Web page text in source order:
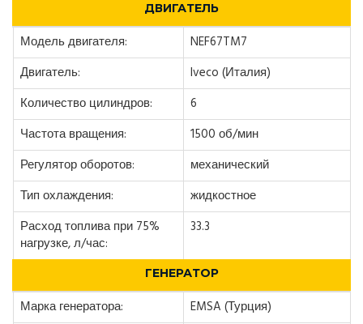
ДВИГАТЕЛЬ
Модель двигателя:
NEF67TM7
Двигатель:
Iveco (Италия)
Количество цилиндров:
6
Частота вращения:
1500 об/мин
Регулятор оборотов:
механический
Тип охлаждения:
жидкостное
Расход топлива при 75%
нагрузке, л/час:
33.3
ГЕНЕРАТОР
Марка генератора:
EMSA (Турция)